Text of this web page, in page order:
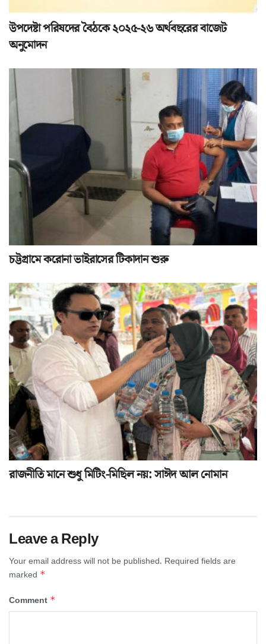
উপদেষ্টা পরিষদের বৈঠকে ২০২৫-২৬ অর্থবছরের বাজেট
অনুমোদন
চট্টগ্রামে করোনা ভাইরাসের টিকাদান শুরু
রাজনীতি মানে শুধু মিটিং-মিছিল নয়: সাঈদ আল নোমান
Leave a Reply
Your email address will not be published. Required fields are
marked *
Comment *